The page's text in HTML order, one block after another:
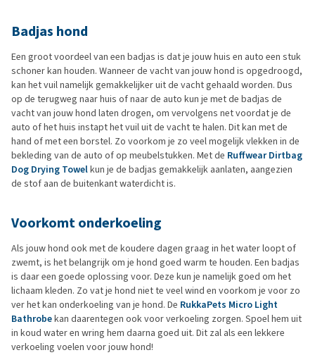
Badjas hond
Een groot voordeel van een badjas is dat je jouw huis en auto een stuk
schoner kan houden. Wanneer de vacht van jouw hond is opgedroogd,
kan het vuil namelijk gemakkelijker uit de vacht gehaald worden. Dus
op de terugweg naar huis of naar de auto kun je met de badjas de
vacht van jouw hond laten drogen, om vervolgens net voordat je de
auto of het huis instapt het vuil uit de vacht te halen. Dit kan met de
hand of met een borstel. Zo voorkom je zo veel mogelijk vlekken in de
bekleding van de auto of op meubelstukken. Met de Ruffwear Dirtbag
Dog Drying Towelkun je de badjas gemakkelijk aanlaten, aangezien
de stof aan de buitenkant waterdicht is.
Voorkomt onderkoeling
Als jouw hond ook met de koudere dagen graag in het water loopt of
zwemt, is het belangrijk om je hond goed warm te houden. Een badjas
is daar een goede oplossing voor. Deze kun je namelijk goed om het
lichaam kleden. Zo vat je hond niet te veel wind en voorkom je voor zo
ver het kan onderkoeling van je hond. De RukkaPets Micro Light
Bathrobekan daarentegen ook voor verkoeling zorgen. Spoel hem uit
in koud water en wring hem daarna goed uit. Dit zal als een lekkere
verkoeling voelen voor jouw hond!